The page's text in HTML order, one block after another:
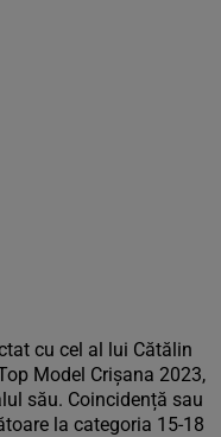
cu cel al lui Cătălin
Model Crișana 2023,
său. Coincidență sau
la categoria 15-18